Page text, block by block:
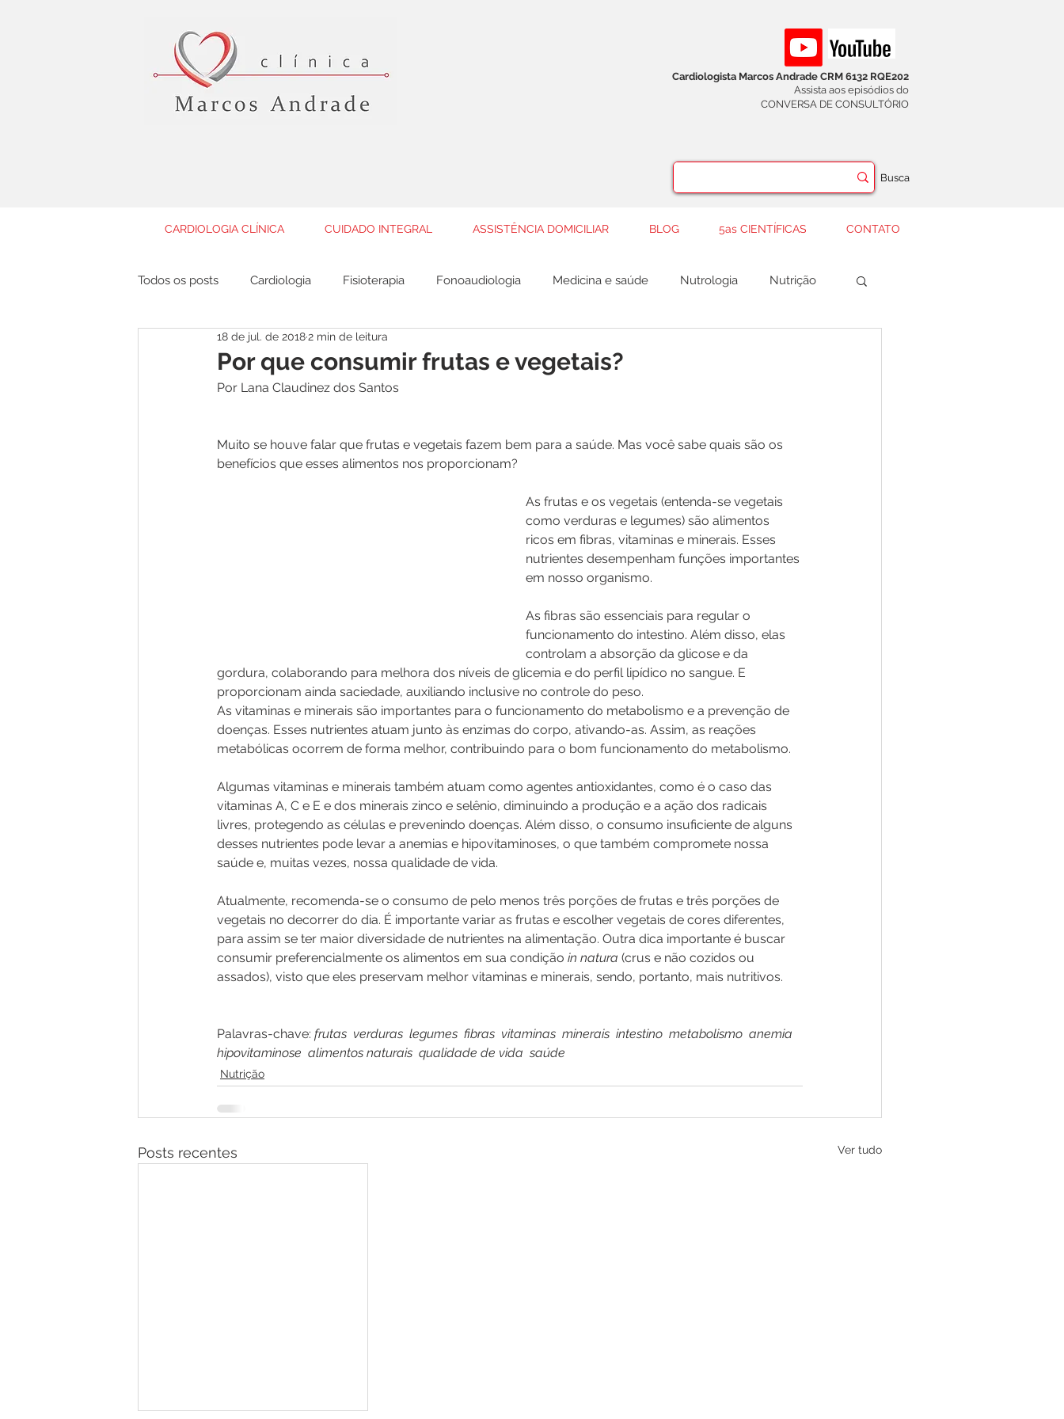
Cardiologista Marcos Andrade CRM 6132 RQE202
Assista aos episódios do
CONVERSA DE CONSULTÓRIO
Busca
CARDIOLOGIA CLÍNICA CUIDADO INTEGRAL ASSISTÊNCIA DOMICILIAR BLOG 5as CIENTÍFICAS CONTATO
Todos os posts Cardiologia Fisioterapia Fonoaudiologia Medicina e saúde Nutrologia Nutrição
Gastroenterologia Ortopedia
Por que consumir frutas e vegetais?
18 de jul. de 20182 min de leitura
Por Lana Claudinez dos Santos
Muito se houve falar que frutas e vegetais fazem bem para a saúde. Mas você sabe quais são os
benefícios que esses alimentos nos proporcionam?
As frutas e os vegetais (entenda-se vegetais
como verduras e legumes) são alimentos
ricos em fibras, vitaminas e minerais. Esses
nutrientes desempenham funções importantes
em nosso organismo.
As fibras são essenciais para regular o
funcionamento do intestino. Além disso, elas
controlam a absorção da glicose e da
gordura, colaborando para melhora dos níveis de glicemia e do perfil lipídico no sangue. E
proporcionam ainda saciedade, auxiliando inclusive no controle do peso.
As vitaminas e minerais são importantes para o funcionamento do metabolismo e a prevenção de
doenças. Esses nutrientes atuam junto às enzimas do corpo, ativando-as. Assim, as reações
metabólicas ocorrem de forma melhor, contribuindo para o bom funcionamento do metabolismo.
Algumas vitaminas e minerais também atuam como agentes antioxidantes, como é o caso das
vitaminas A, C e E e dos minerais zinco e selênio, diminuindo a produção e a ação dos radicais
livres, protegendo as células e prevenindo doenças. Além disso, o consumo insuficiente de alguns
desses nutrientes pode levar a anemias e hipovitaminoses, o que também compromete nossa
saúde e, muitas vezes, nossa qualidade de vida.
Atualmente, recomenda-se o consumo de pelo menos três porções de frutas e três porções de
vegetais no decorrer do dia. É importante variar as frutas e escolher vegetais de cores diferentes,
para assim se ter maior diversidade de nutrientes na alimentação. Outra dica importante é buscar
consumir preferencialmente os alimentos em sua condição in natura (crus e não cozidos ou
assados), visto que eles preservam melhor vitaminas e minerais, sendo, portanto, mais nutritivos.
Palavras-chave: frutas  verduras  legumes  fibras  vitaminas  minerais  intestino  metabolismo  anemia
hipovitaminose  alimentos naturais  qualidade de vida  saúde
Nutrição
Posts recentes Ver tudo